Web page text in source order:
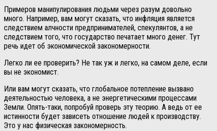
Примеров манипулирования людьми через разум довольно
много. Например, вам могут сказать, что инфляция является
следствием алчности предпринимателей, спекулянтов, а не
следствием того, что государство печатает много денег. Тут
речь идет об экономической закономерности.
Легко ли ее проверить? Не так уж и легко, на самом деле, если
вы не экономист.
Или вам могут сказать, что глобальное потепление вызвано
деятельностью человека, а не энергетическими процессами
Земли. Опять-таки, попробуй проверь эту теорию. А ведь от ее
истинности будет зависеть отношение людей к производству.
Это у нас физическая закономерность.